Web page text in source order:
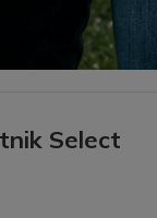
Select